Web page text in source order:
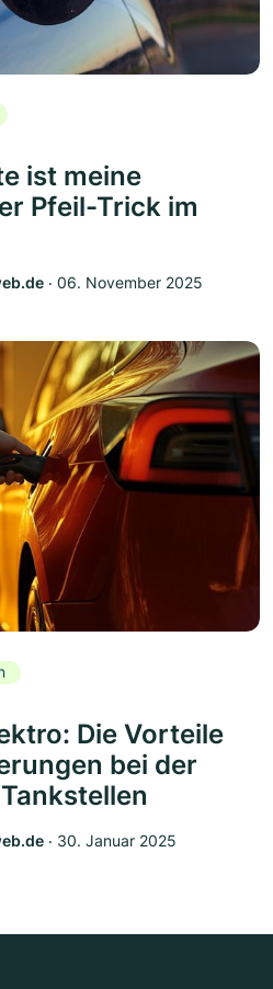
ist meine
Pfeil-Trick im
‧ 06. November 2025
Die Vorteile
bei der
‧ 30. Januar 2025